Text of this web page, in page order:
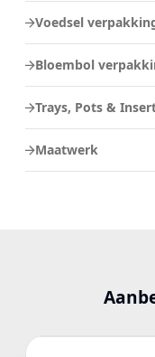
Voedsel
Bloembol
Trays, Pots &
Maatwerk